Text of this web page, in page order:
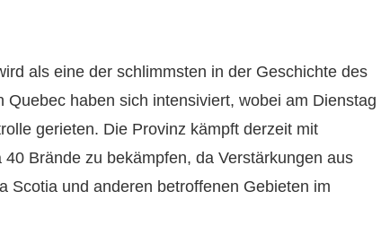
als eine der schlimmsten in der Geschichte des
Quebec haben sich intensiviert, wobei am Dienstag
gerieten. Die Provinz kämpft derzeit mit
Brände zu bekämpfen, da Verstärkungen aus
Scotia und anderen betroffenen Gebieten im